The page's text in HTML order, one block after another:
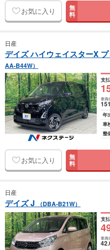
お気に入り 無
料
日産
デイズ ハイウェイスターX
AA-B44W）
支
車両
年
車
整
お気に入り 無
料
日産
デイズ J （DBA-B21W）
支
車両
42